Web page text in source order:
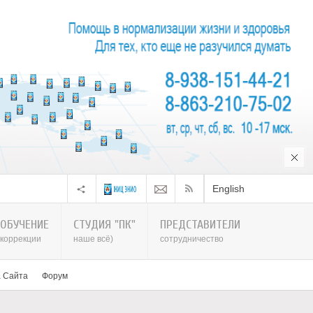
English
ОБУЧЕНИЕ
коррекции
СТУДИЯ "ПК"
наше всё)
ПРЕДСТАВИТЕЛИ
сотрудничество
Сайта Форум